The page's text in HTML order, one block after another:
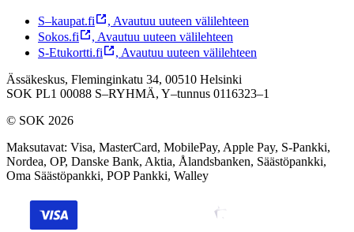
S–kaupat.fi , Avautuu uuteen välilehteen
Sokos.fi
, Avautuu uuteen välilehteen
S-Etukortti.fi
, Avautuu uuteen välilehteen
Ässäkeskus, Fleminginkatu 34, 00510 Helsinki
SOK PL1 00088 S–RYHMÄ, Y–tunnus 0116323–1
© SOK 2026
Maksutavat: Visa, MasterCard, MobilePay, Apple Pay, S-Pankki,
Nordea, OP, Danske Bank, Aktia, Ålandsbanken, Säästöpankki,
Oma Säästöpankki, POP Pankki, Walley